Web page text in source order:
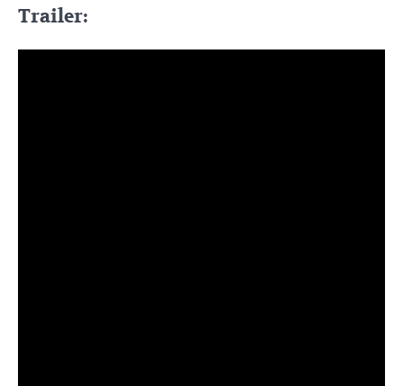
Trailer: